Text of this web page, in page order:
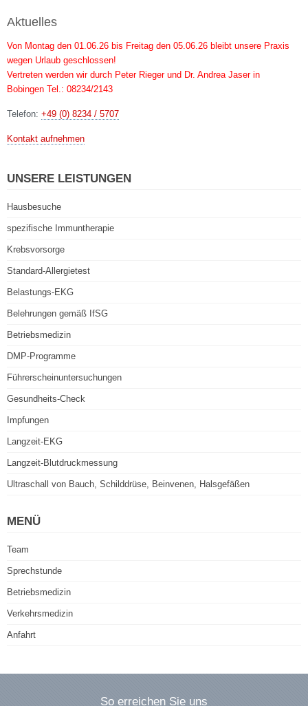
Aktuelles
Von Montag den 01.06.26 bis Freitag den 05.06.26 bleibt unsere Praxis
wegen Urlaub geschlossen!
Vertreten werden wir durch Peter Rieger und Dr. Andrea Jaser in
Bobingen Tel.: 08234/2143
Telefon: +49 (0) 8234 / 5707
Kontakt aufnehmen
UNSERE LEISTUNGEN
Hausbesuche
spezifische Immuntherapie
Krebsvorsorge
Standard-Allergietest
Belastungs-EKG
Belehrungen gemäß IfSG
Betriebsmedizin
DMP-Programme
Führerscheinuntersuchungen
Gesundheits-Check
Impfungen
Langzeit-EKG
Langzeit-Blutdruckmessung
Ultraschall von Bauch, Schilddrüse, Beinvenen, Halsgefäßen
MENÜ
Team
Sprechstunde
Betriebsmedizin
Verkehrsmedizin
Anfahrt
So erreichen Sie uns